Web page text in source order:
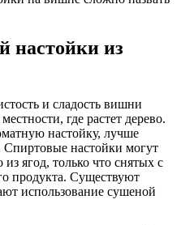
настойки из
и сладость вишни
где растет дерево.
настойку, лучше
Спиртовые настойки могут
ягод, только что снятых с
продукта. Существуют
использование сушеной